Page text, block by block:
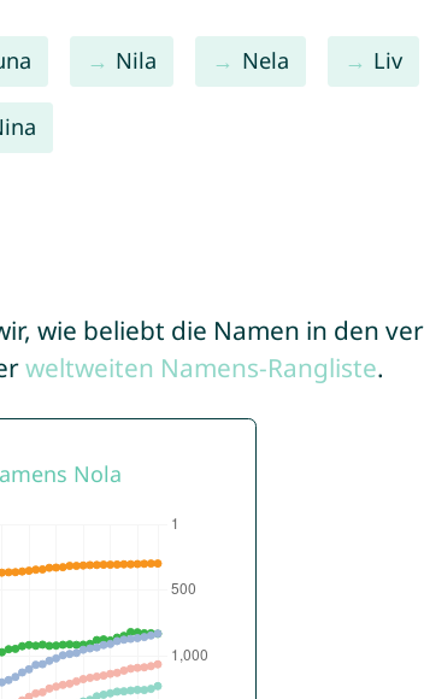
Nila Nela Liv
wie beliebt die Namen in den
weltweiten Namens-Rangliste.